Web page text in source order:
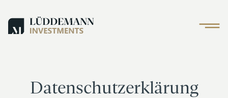
Datenschutzerklärung